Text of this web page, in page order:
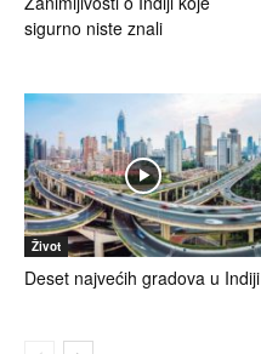
sigurno niste znali
Život
Deset najvećih gradova u Indiji